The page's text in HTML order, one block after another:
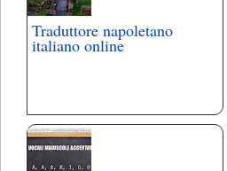
Traduttore napoletano
italiano online